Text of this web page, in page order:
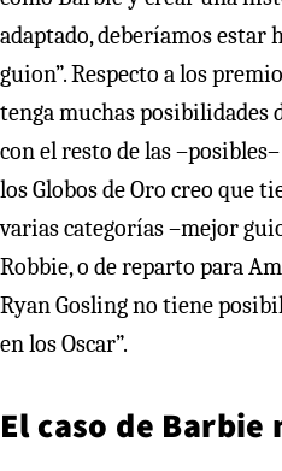
adaptado, deberíamos estar
guion”. Respecto a los
tenga muchas posibilidades
con el resto de las
los Globos de Oro creo que
varias categorías –mejor
Robbie, o de reparto para
Ryan Gosling no tiene
en los Oscar”.
El caso de Barbie